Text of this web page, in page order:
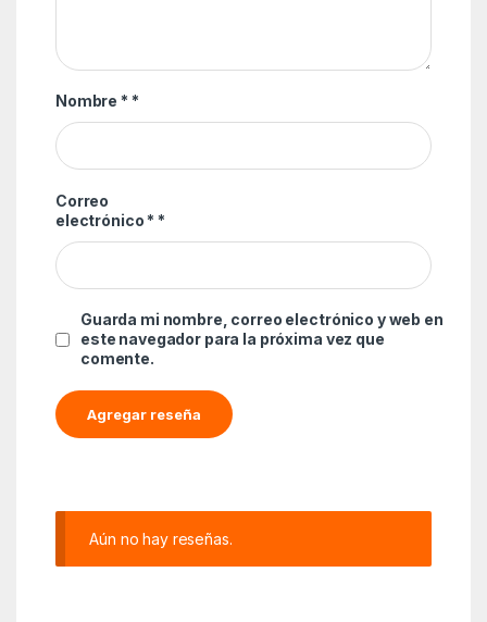
Nombre * *
Correo
electrónico * *
Guarda mi nombre, correo electrónico y web en
este navegador para la próxima vez que
comente.
Aún no hay reseñas.